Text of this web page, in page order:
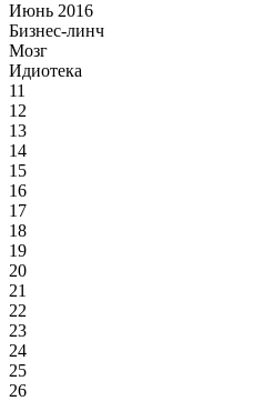
Июнь 2016
Бизнес-линч
Мозг
Идиотека
11
12
13
14
15
16
17
18
19
20
21
22
23
24
25
26